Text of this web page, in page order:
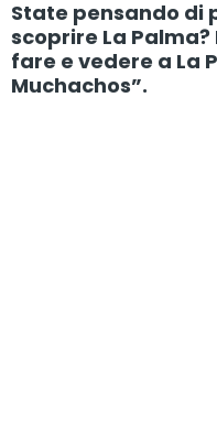
State pensando di
scoprire La
fare e vedere a La
Muchachos”.